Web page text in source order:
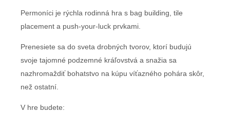
Permoníci je rýchla rodinná hra s bag building, tile
placement a push-your-luck prvkami.
Prenesiete sa do sveta drobných tvorov, ktorí budujú
svoje tajomné podzemné kráľovstvá a snažia sa
nazhromaždiť bohatstvo na kúpu víťazného pohára skôr,
než ostatní.
V hre budete: